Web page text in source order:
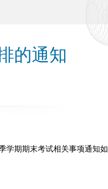
的通知
学期期末考试相关事项通知如